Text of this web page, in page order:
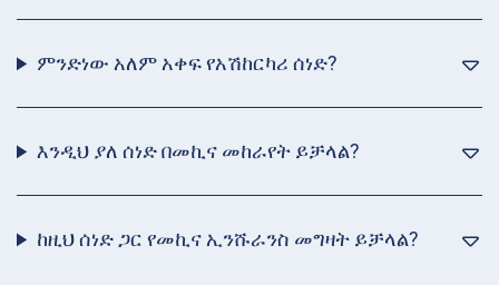
ምንድነው አለም አቀፍ የአሽከርካሪ ሰነድ?
እንዲህ ያለ ሰነድ በመኪና መከራየት ይቻላል?
ከዚህ ሰነድ ጋር የመኪና ኢንሹራንስ መግዛት ይቻላል?